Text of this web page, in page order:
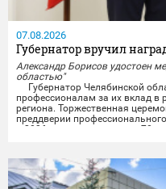
07.08.2026
Губернатор вручил
Александр Борисов удостоен
областью"
Губернатор Челябинской
профессионалам за их вклад в
региона. Торжественная
преддверии
в 2026 году отмечает свое 70-